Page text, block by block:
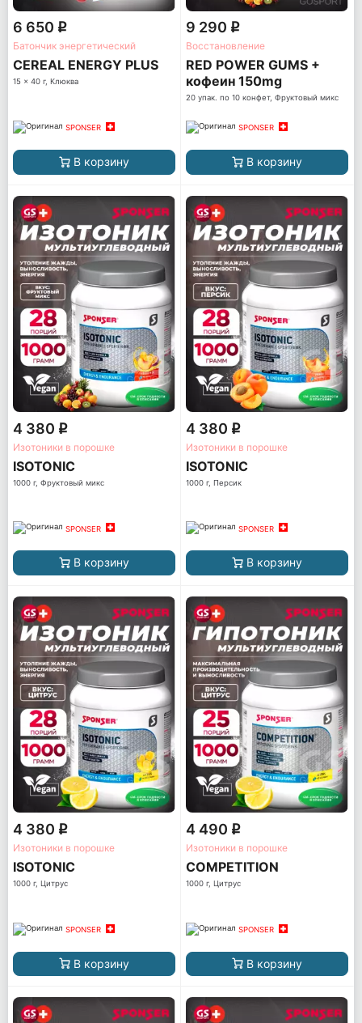
6 650 q
Батончик энергетический
CEREAL ENERGY PLUS
15 x 40 г, Клюква
SPONSER
В корзину
9 290 q
Восстановление
RED POWER GUMS +
кофеин 150mg
20 упак. по 10 конфет, Фруктовый микс
SPONSER
В корзину
4 380 q
Изотоники в порошке
ISOTONIC
1000 г, Фруктовый микс
SPONSER
В корзину
4 380 q
Изотоники в порошке
ISOTONIC
1000 г, Персик
SPONSER
В корзину
4 380 q
Изотоники в порошке
ISOTONIC
1000 г, Цитрус
SPONSER
В корзину
4 490 q
Изотоники в порошке
COMPETITION
1000 г, Цитрус
SPONSER
В корзину